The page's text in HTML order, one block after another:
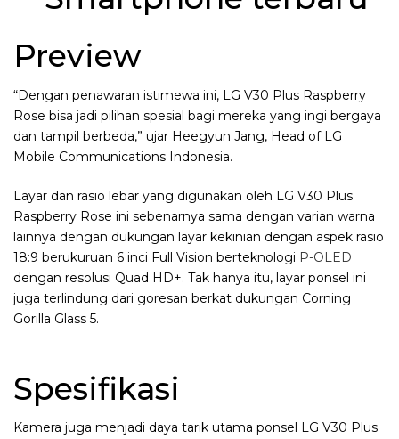
Preview
“Dengan penawaran istimewa ini, LG V30 Plus Raspberry
Rose bisa jadi pilihan spesial bagi mereka yang ingi bergaya
dan tampil berbeda,” ujar Heegyun Jang, Head of LG
Mobile Communications Indonesia.
Layar dan rasio lebar yang digunakan oleh LG V30 Plus
Raspberry Rose ini sebenarnya sama dengan varian warna
lainnya dengan dukungan layar kekinian dengan aspek rasio
18:9 berukuruan 6 inci Full Vision berteknologi P-OLED
dengan resolusi Quad HD+. Tak hanya itu, layar ponsel ini
juga terlindung dari goresan berkat dukungan Corning
Gorilla Glass 5.
Spesifikasi
Kamera juga menjadi daya tarik utama ponsel LG V30 Plus